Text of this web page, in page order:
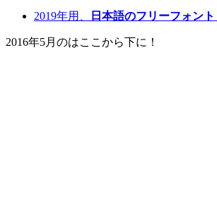
2019年用、 日本語のフリーフォント
2016年5月のはここから下に！